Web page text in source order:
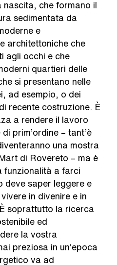
nascita, che formano il
sedimentata da
e
architettoniche che
agli occhi e che
quartieri delle
si presentano nelle
ad esempio, o dei
recente costruzione. È
a rendere il lavoro
prim’ordine – tant’è
una mostra
di Rovereto – ma è
funzionalità a farci
deve saper leggere e
in divenire e in
soprattutto la ricerca
ed
la vostra
preziosa in un’epoca
va ad